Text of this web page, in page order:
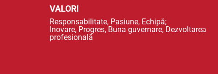
VALORI
Responsabilitate, Pasiune, Echipă;
Inovare, Progres, Buna guvernare, Dezvoltarea
profesională